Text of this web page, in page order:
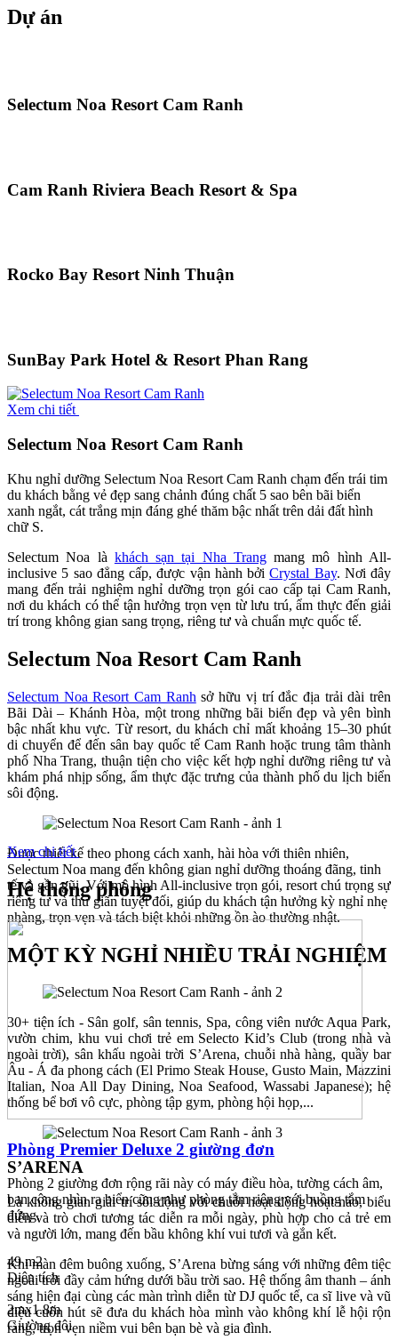
Dự án
Selectum Noa Resort Cam Ranh
Cam Ranh Riviera Beach Resort & Spa
Rocko Bay Resort Ninh Thuận
SunBay Park Hotel & Resort Phan Rang
Xem chi tiết
Selectum Noa Resort Cam Ranh
Khu nghỉ dưỡng Selectum Noa Resort Cam Ranh chạm đến trái tim
du khách bằng vẻ đẹp sang chảnh đúng chất 5 sao bên bãi biển
xanh ngắt, cát trắng mịn đáng ghé thăm bậc nhất trên dải đất hình
chữ S.
Selectum Noa là khách sạn tại Nha Trangmang mô hình All-
inclusive 5 sao đẳng cấp, được vận hành bởiCrystal Bay. Nơi đây
mang đến trải nghiệm nghỉ dưỡng trọn gói cao cấp tại Cam Ranh,
nơi du khách có thể tận hưởng trọn vẹn từ lưu trú, ẩm thực đến giải
trí trong không gian sang trọng, riêng tư và chuẩn mực quốc tế.
Selectum Noa Resort Cam Ranh
Selectum Noa Resort Cam Ranh sở hữu vị trí đắc địa trải dài trên
Bãi Dài – Khánh Hòa, một trong những bãi biển đẹp và yên bình
bậc nhất khu vực. Từ resort, du khách chỉ mất khoảng 15–30 phút
di chuyển để đến sân bay quốc tế Cam Ranh hoặc trung tâm thành
phố Nha Trang, thuận tiện cho việc kết hợp nghỉ dưỡng riêng tư và
khám phá nhịp sống, ẩm thực đặc trưng của thành phố du lịch biển
sôi động.
Được thiết kế theo phong cách xanh, hài hòa với thiên nhiên,
Selectum Noa mang đến không gian nghỉ dưỡng thoáng đãng, tinh
tế và gần gũi. Với mô hình All-inclusive trọn gói, resort chú trọng sự
riêng tư và thư giãn tuyệt đối, giúp du khách tận hưởng kỳ nghỉ nhẹ
nhàng, trọn vẹn và tách biệt khỏi những ồn ào thường nhật.
MỘT KỲ NGHỈ NHIỀU TRẢI NGHIỆM
30+ tiện ích - Sân golf, sân tennis, Spa, công viên nước Aqua Park,
vườn chim, khu vui chơi trẻ em Selecto Kid’s Club (trong nhà và
ngoài trời), sân khấu ngoài trời S’Arena, chuỗi nhà hàng, quầy bar
Âu - Á đa phong cách (El Primo Steak House, Gusto Main, Mazzini
Italian, Noa All Day Dining, Noa Seafood, Wassabi Japanese); hệ
thống bể bơi vô cực, phòng tập gym, phòng hội họp,...
S’ARENA
Là không gian giải trí sôi động với chuỗi hoạt động hoạt náo, biểu
diễn và trò chơi tương tác diễn ra mỗi ngày, phù hợp cho cả trẻ em
và người lớn, mang đến bầu không khí vui tươi và gắn kết.
Khi màn đêm buông xuống, S’Arena bừng sáng với những đêm tiệc
ngoài trời đầy cảm hứng dưới bầu trời sao. Hệ thống âm thanh – ánh
sáng hiện đại cùng các màn trình diễn từ DJ quốc tế, ca sĩ live và vũ
điệu cuốn hút sẽ đưa du khách hòa mình vào không khí lễ hội rộn
ràng, trọn vẹn niềm vui bên bạn bè và gia đình.
Xem chi tiết
Hệ thống phòng
Phòng Premier Deluxe 2 giường đơn
Phòng 2 giường đơn rộng rãi này có máy điều hòa, tường cách âm,
ban công nhìn ra biển cũng như phòng tắm riêng với buồng tắm
đứng.
49 m2
Diện tích
2mx1.8m
Giường đôi